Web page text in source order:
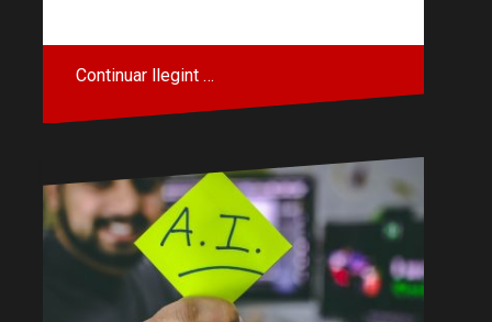
Continuar llegint …